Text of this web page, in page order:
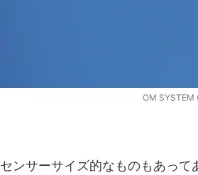
OM SYSTEM
センサーサイズ的なものもあっ